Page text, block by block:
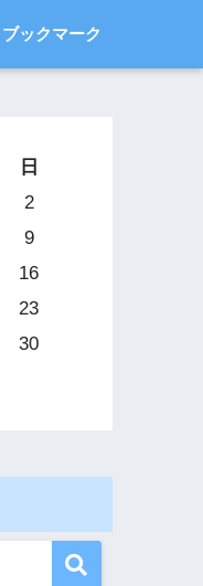
ブックマーク
日
2
9
16
23
30